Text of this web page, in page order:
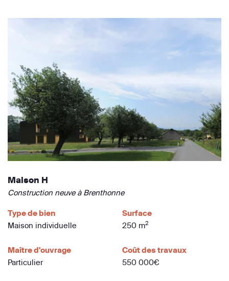
Maison H
Construction neuve à Brenthonne
Type de bien
Maison individuelle
Surface
250 m2
Maître d'ouvrage
Particulier
Coût des travaux
550 000€